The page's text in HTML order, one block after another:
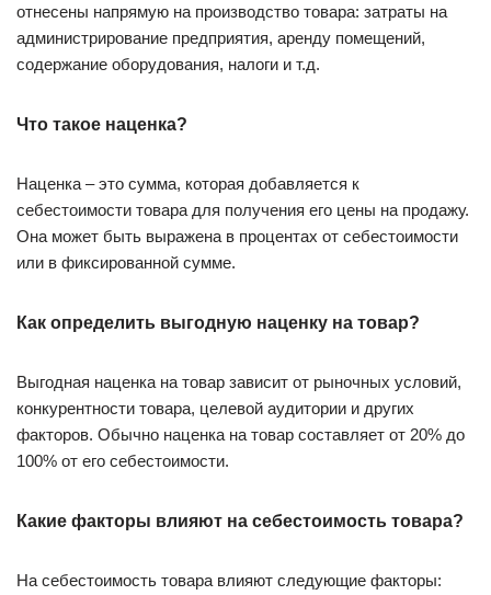
отнесены напрямую на производство товара: затраты на
администрирование предприятия, аренду помещений,
содержание оборудования, налоги и т.д.
Что такое наценка?
Наценка – это сумма, которая добавляется к
себестоимости товара для получения его цены на продажу.
Она может быть выражена в процентах от себестоимости
или в фиксированной сумме.
Как определить выгодную наценку на товар?
Выгодная наценка на товар зависит от рыночных условий,
конкурентности товара, целевой аудитории и других
факторов. Обычно наценка на товар составляет от 20% до
100% от его себестоимости.
Какие факторы влияют на себестоимость товара?
На себестоимость товара влияют следующие факторы: